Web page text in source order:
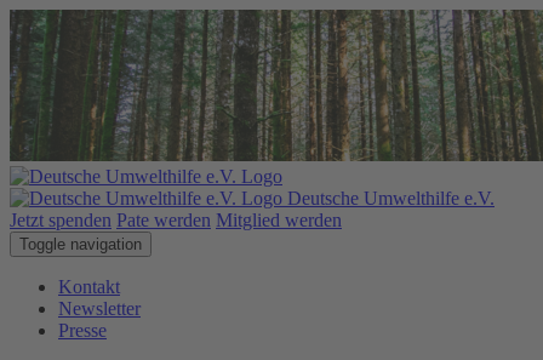
Deutsche Umwelthilfe e.V.
Jetzt spenden Pate werden Mitglied werden
Toggle navigation
Kontakt
Newsletter
Presse